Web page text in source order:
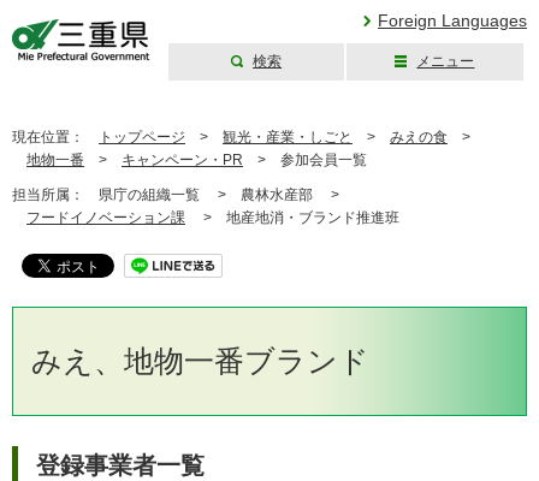
Foreign Languages
検索 メニュー
現在位置： トップページ > 観光・産業・しごと > みえの食 >
地物一番 > キャンペーン・PR > 参加会員一覧
担当所属： 県庁の組織一覧 > 農林水産部 >
フードイノベーション課 > 地産地消・ブランド推進班
みえ、地物一番ブランド
登録事業者一覧